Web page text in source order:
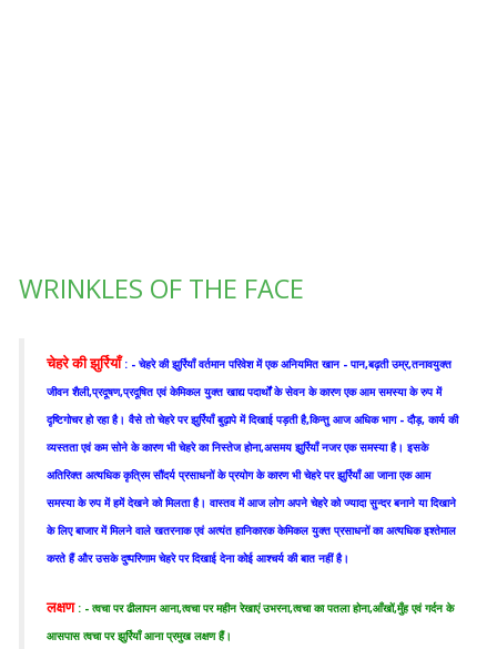
WRINKLES OF THE FACE
चेहरे की झुर्रियाँ : - चेहरे की झुर्रियाँ वर्तमान परिवेश में एक अनियमित खान - पान,बढ़ती उम्र,तनावयुक्त
जीवन शैली,प्रदूषण,प्रदूषित एवं केमिकल युक्त खाद्य पदार्थों के सेवन के कारण एक आम समस्या के रुप में
दृष्टिगोचर हो रहा है। वैसे तो चेहरे पर झुर्रियाँ बुढ़ापे में दिखाई पड़ती है,किन्तु आज अधिक भाग - दौड़, कार्य की
व्यस्तता एवं कम सोने के कारण भी चेहरे का निस्तेज होना,असमय झुर्रियाँ नजर एक समस्या है। इसके
अतिरिक्त अत्यधिक कृत्रिम सौंदर्य प्रसाधनों के प्रयोग के कारण भी चेहरे पर झुर्रियाँ आ जाना एक आम
समस्या के रुप में हमें देखने को मिलता है। वास्तव में आज लोग अपने चेहरे को ज्यादा सुन्दर बनाने या दिखाने
के लिए बाजार में मिलने वाले खतरनाक एवं अत्यंत हानिकारक केमिकल युक्त प्रसाधनों का अत्यधिक इश्तेमाल
करते हैं और उसके दुष्परिणाम चेहरे पर दिखाई देना कोई आश्चर्य की बात नहीं है।
लक्षण : - त्वचा पर ढीलापन आना,त्वचा पर महीन रेखाएं उभरना,त्वचा का पतला होना,आँखों,मुँह एवं गर्दन के
आसपास त्वचा पर झुर्रियाँ आना प्रमुख लक्षण हैं।